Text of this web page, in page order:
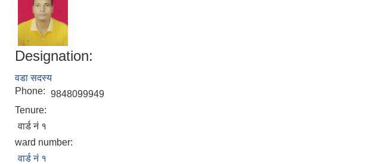
Designation:
वडा सदस्य
Phone: 9848099949
Tenure:
वार्ड नं १
ward number:
वार्ड नं १